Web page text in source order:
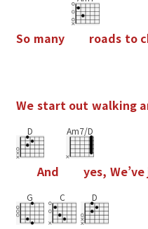
So many roads to c
We start out walking a
D
And
Am7/D
yes, We’ve
G C D